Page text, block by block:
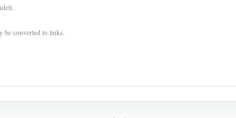
be converted to links.